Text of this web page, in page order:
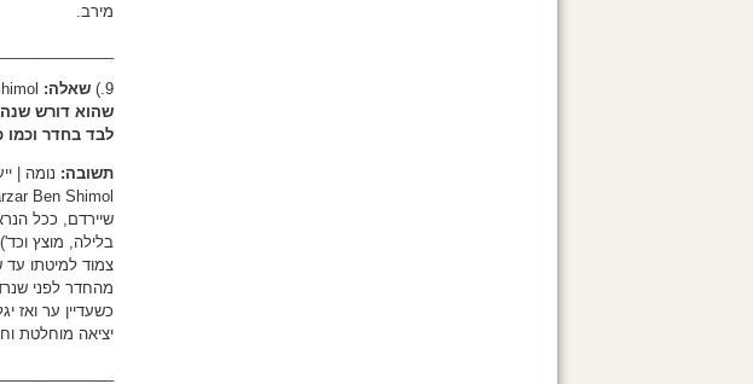
מירב.
9.) שאלה:
שהוא דורש
לבד בחדר וכמו
תשובה: נומה |
שיירדם, ככל
בלילה, מוצץ
צמוד למיטתו עד
מהחדר לפני
כשעדיין ער ואז
יציאה מוחלטת